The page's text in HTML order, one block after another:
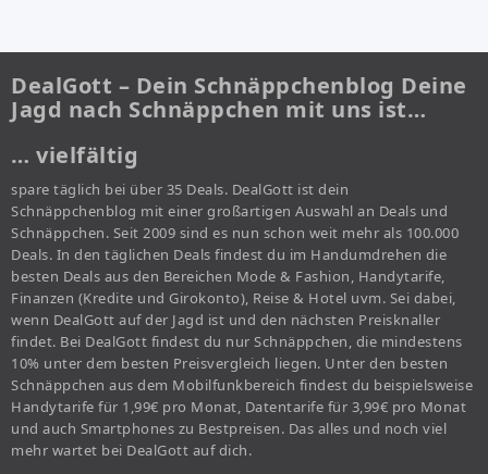
DealGott – Dein Schnäppchenblog Deine
Jagd nach Schnäppchen mit uns ist…
… vielfältig
spare täglich bei über 35 Deals. DealGott ist dein
Schnäppchenblog mit einer großartigen Auswahl an Deals und
Schnäppchen. Seit 2009 sind es nun schon weit mehr als 100.000
Deals. In den täglichen Deals findest du im Handumdrehen die
besten Deals aus den Bereichen Mode & Fashion, Handytarife,
Finanzen (Kredite und Girokonto), Reise & Hotel uvm. Sei dabei,
wenn DealGott auf der Jagd ist und den nächsten Preisknaller
findet. Bei DealGott findest du nur Schnäppchen, die mindestens
10% unter dem besten Preisvergleich liegen. Unter den besten
Schnäppchen aus dem Mobilfunkbereich findest du beispielsweise
Handytarife für 1,99€ pro Monat, Datentarife für 3,99€ pro Monat
und auch Smartphones zu Bestpreisen. Das alles und noch viel
mehr wartet bei DealGott auf dich.